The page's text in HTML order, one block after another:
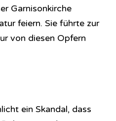
Garnisonkirche
feiern. Sie führte zur
von diesen Opfern
ein Skandal, dass